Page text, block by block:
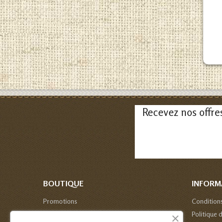
Recevez nos
BOUTIQUE
Promotions
Nouveaux produits
Politique